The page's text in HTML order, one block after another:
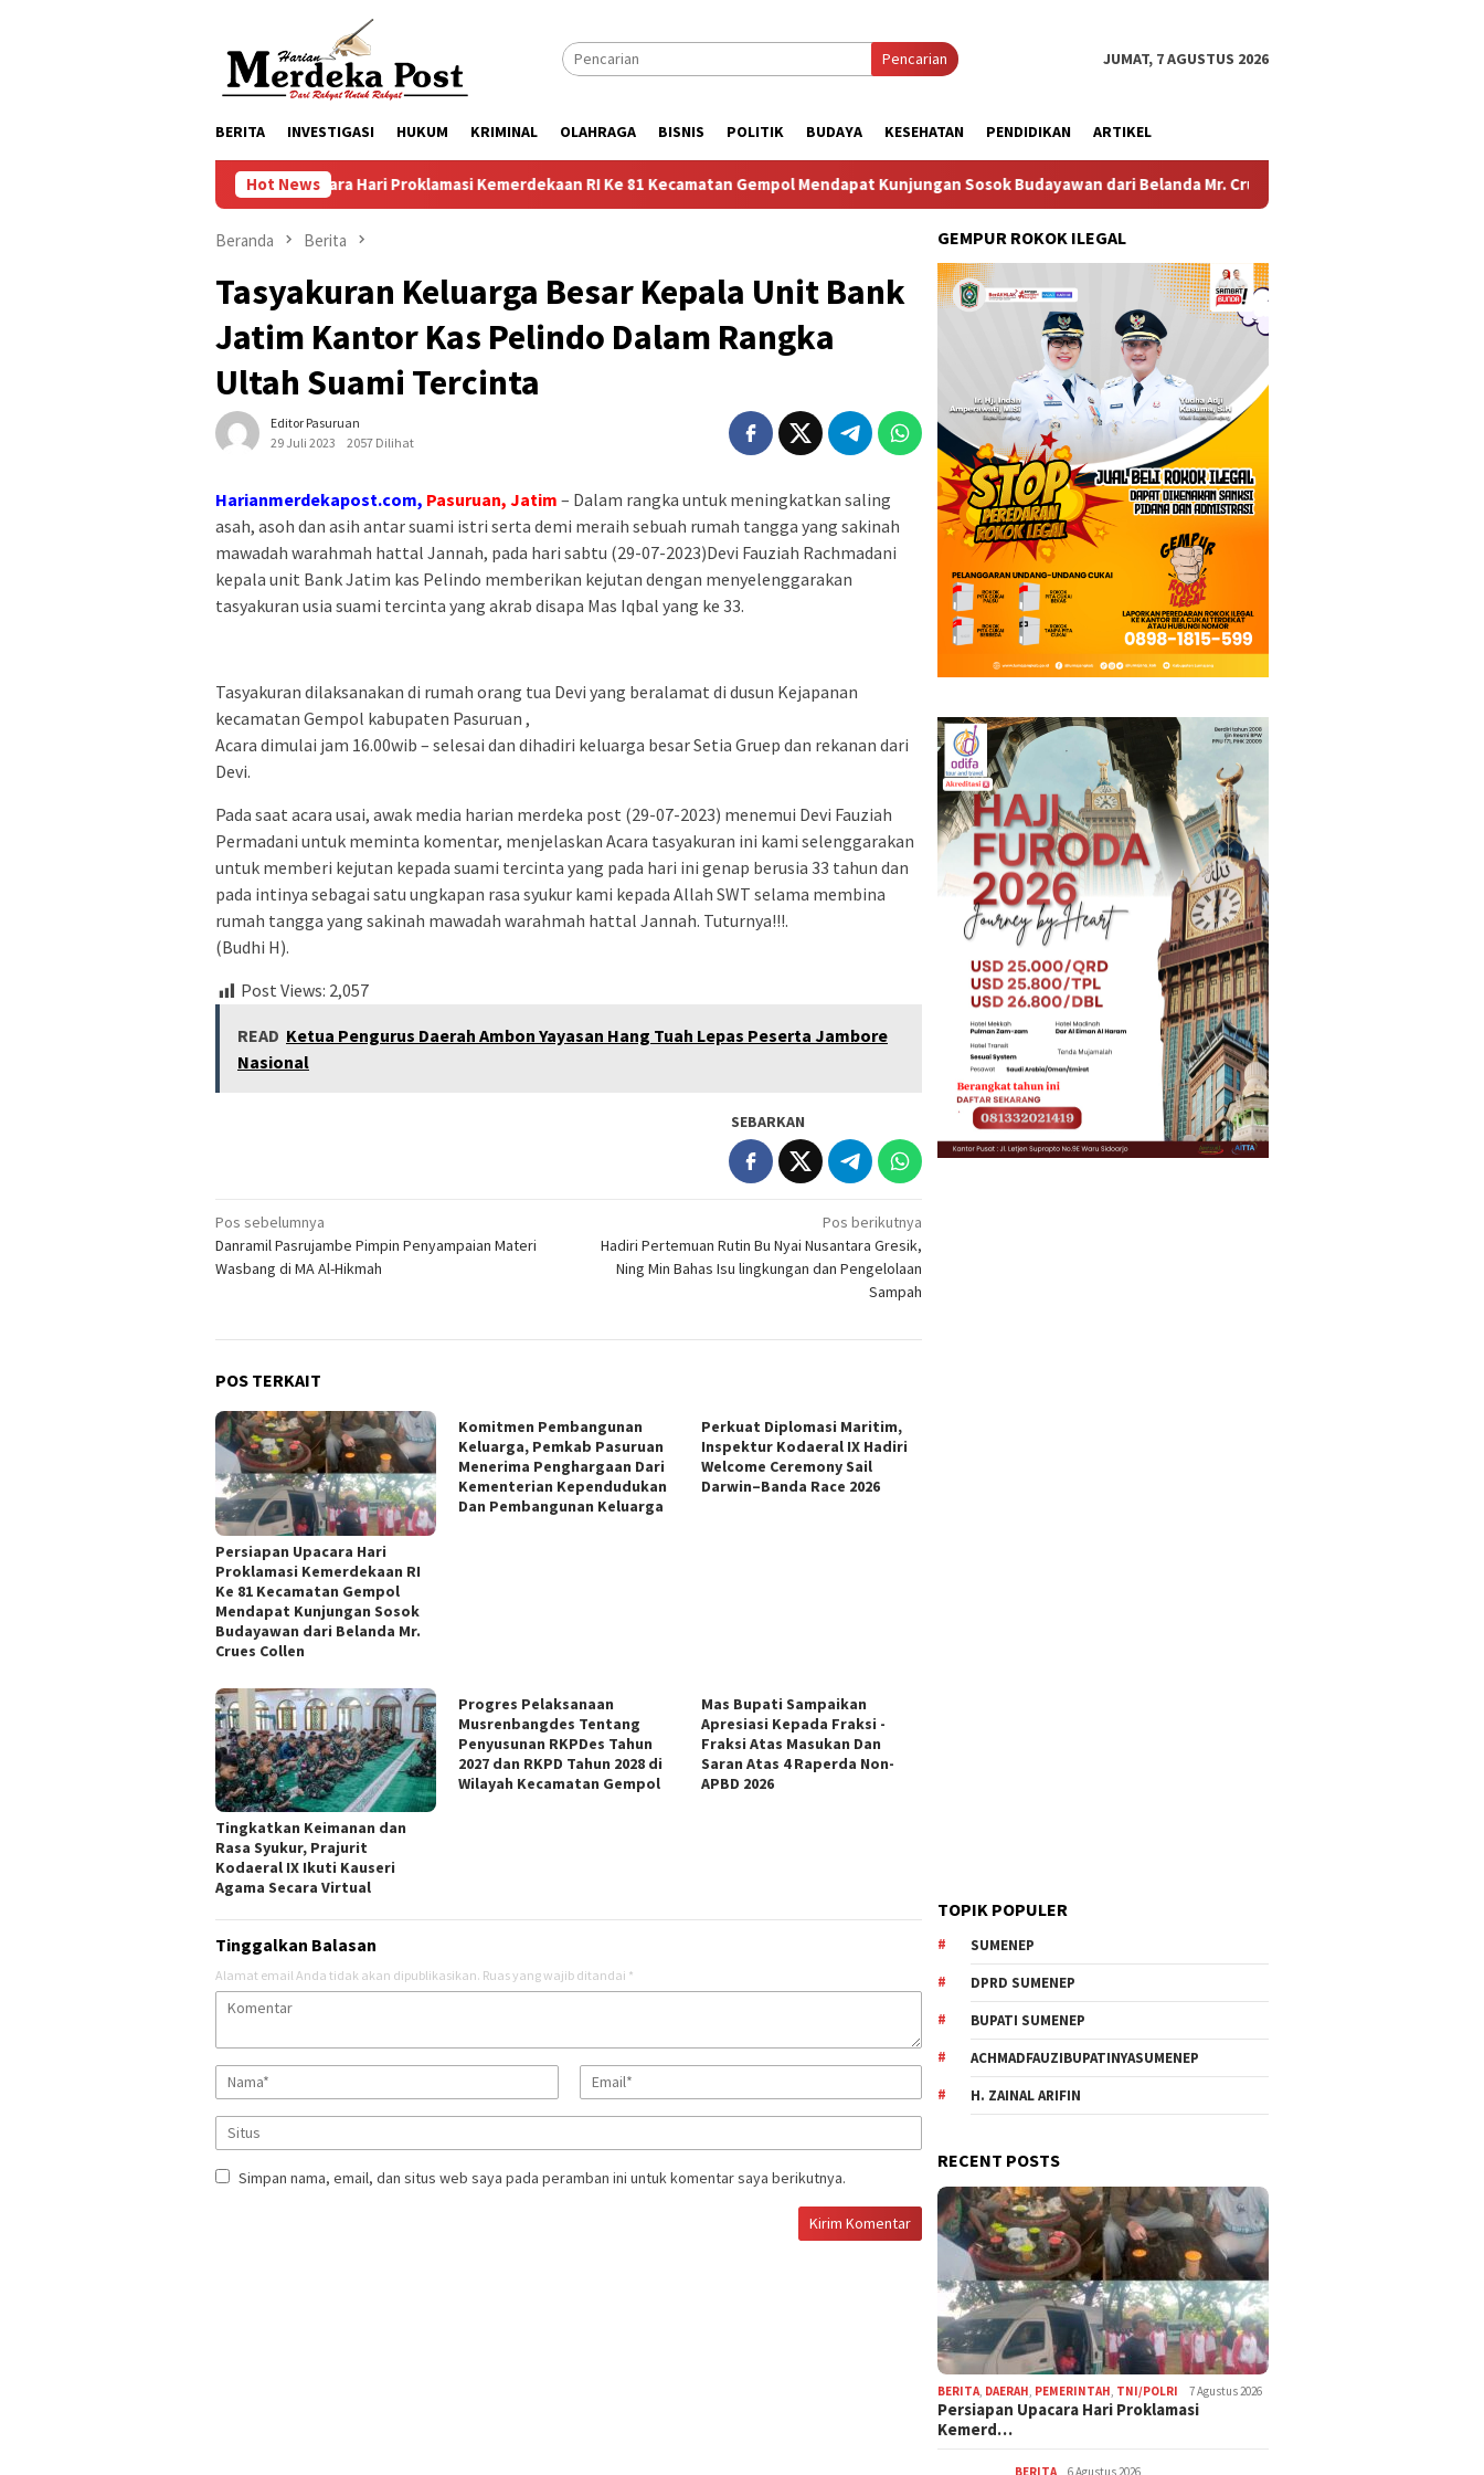
Pencarian JUMAT, 7 AGUSTUS 2026
BERITA INVESTIGASI HUKUM KRIMINAL OLAHRAGA BISNIS POLITIK BUDAYA KESEHATAN PENDIDIKAN ARTIKEL
Hot News
Persiapan Upacara Hari Proklamasi Kemerdekaan RI Ke 81 Kecamatan Gempol Mendapat Kunjungan Sosok Budayawan dari Belanda Mr. Crues Collen
Beranda Berita
Tasyakuran Keluarga Besar Kepala Unit Bank
Jatim Kantor Kas Pelindo Dalam Rangka
Ultah Suami Tercinta
Editor Pasuruan
29 Juli 2023
2057 Dilihat
Harianmerdekapost.com, Pasuruan, Jatim – Dalam rangka untuk meningkatkan saling
asah, asoh dan asih antar suami istri serta demi meraih sebuah rumah tangga yang sakinah
mawadah warahmah hattal Jannah, pada hari sabtu (29-07-2023)Devi Fauziah Rachmadani
kepala unit Bank Jatim kas Pelindo memberikan kejutan dengan menyelenggarakan
tasyakuran usia suami tercinta yang akrab disapa Mas Iqbal yang ke 33.
Tasyakuran dilaksanakan di rumah orang tua Devi yang beralamat di dusun Kejapanan
kecamatan Gempol kabupaten Pasuruan ,
Acara dimulai jam 16.00wib – selesai dan dihadiri keluarga besar Setia Gruep dan rekanan dari
Devi.
Pada saat acara usai, awak media harian merdeka post (29-07-2023) menemui Devi Fauziah
Permadani untuk meminta komentar, menjelaskan Acara tasyakuran ini kami selenggarakan
untuk memberi kejutan kepada suami tercinta yang pada hari ini genap berusia 33 tahun dan
pada intinya sebagai satu ungkapan rasa syukur kami kepada Allah SWT selama membina
rumah tangga yang sakinah mawadah warahmah hattal Jannah. Tuturnya!!!.
(Budhi H).
Post Views: 2,057
READ Ketua Pengurus Daerah Ambon Yayasan Hang Tuah Lepas Peserta Jambore
Nasional
SEBARKAN
Navigasi
pos
Pos sebelumnya
Danramil Pasrujambe Pimpin Penyampaian Materi
Wasbang di MA Al-Hikmah
Pos berikutnya
Hadiri Pertemuan Rutin Bu Nyai Nusantara Gresik,
Ning Min Bahas Isu lingkungan dan Pengelolaan
Sampah
POS TERKAIT
Persiapan Upacara Hari
Proklamasi Kemerdekaan RI
Ke 81 Kecamatan Gempol
Mendapat Kunjungan Sosok
Budayawan dari Belanda Mr.
Crues Collen
Komitmen Pembangunan
Keluarga, Pemkab Pasuruan
Menerima Penghargaan Dari
Kementerian Kependudukan
Dan Pembangunan Keluarga
Perkuat Diplomasi Maritim,
Inspektur Kodaeral IX Hadiri
Welcome Ceremony Sail
Darwin–Banda Race 2026
Tingkatkan Keimanan dan
Rasa Syukur, Prajurit
Kodaeral IX Ikuti Kauseri
Agama Secara Virtual
Progres Pelaksanaan
Musrenbangdes Tentang
Penyusunan RKPDes Tahun
2027 dan RKPD Tahun 2028 di
Wilayah Kecamatan Gempol
Mas Bupati Sampaikan
Apresiasi Kepada Fraksi -
Fraksi Atas Masukan Dan
Saran Atas 4 Raperda Non-
APBD 2026
Tinggalkan Balasan
Alamat email Anda tidak akan dipublikasikan. Ruas yang wajib ditandai *
Simpan nama, email, dan situs web saya pada peramban ini untuk komentar saya berikutnya.
GEMPUR ROKOK ILEGAL
TOPIK POPULER
SUMENEP
DPRD SUMENEP
BUPATI SUMENEP
ACHMADFAUZIBUPATINYASUMENEP
H. ZAINAL ARIFIN
RECENT POSTS
BERITA, DAERAH, PEMERINTAH, TNI/POLRI 7 Agustus 2026
Persiapan Upacara Hari Proklamasi
Kemerd…
BERITA 6 Agustus 2026